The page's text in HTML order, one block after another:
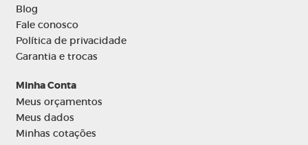
Blog
Fale conosco
Política de privacidade
Garantia e trocas
Minha Conta
Meus orçamentos
Meus dados
Minhas cotações